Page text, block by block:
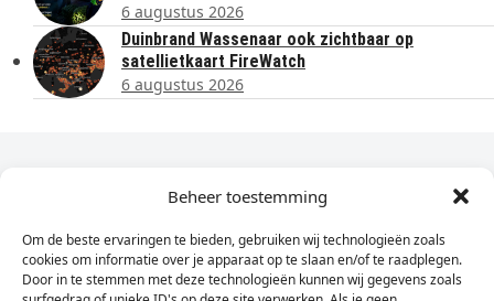
Beheer toestemming
Om de beste ervaringen te bieden, gebruiken wij technologieën zoals
cookies om informatie over je apparaat op te slaan en/of te raadplegen.
Door in te stemmen met deze technologieën kunnen wij gegevens zoals
6 augustus 2026
Duinbrand Wassenaar ook zichtbaar op
satellietkaart FireWatch
6 augustus 2026
Dagelijks het laatste nieuws in je e-mail?
Vul
hier